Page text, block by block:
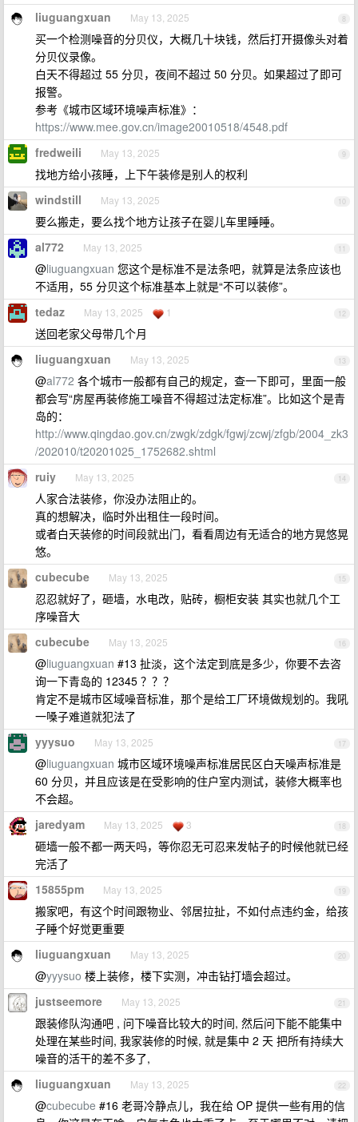
8
liuguangxuan May 13, 2025
买一个检测噪音的分贝仪，大概几十块钱，然后打开摄像头对着
分贝仪录像。
白天不得超过 55 分贝，夜间不超过 50 分贝。如果超过了即可
报警。
参考《城市区域环境噪声标准》：
https://www.mee.gov.cn/image20010518/4548.pdf
9
fredweili May 13, 2025
找地方给小孩睡，上下午装修是别人的权利
10
windstill May 13, 2025
要么搬走，要么找个地方让孩子在婴儿车里睡睡。
11
al772 May 13, 2025
@liuguangxuan 您这个是标准不是法条吧，就算是法条应该也
不适用，55 分贝这个标准基本上就是“不可以装修”。
12
tedaz May 13, 2025 1
送回老家父母带几个月
13
liuguangxuan May 13, 2025
@al772 各个城市一般都有自己的规定，查一下即可，里面一般
都会写“房屋再装修施工噪音不得超过法定标准”。比如这个是青
岛的：
http://www.qingdao.gov.cn/zwgk/zdgk/fgwj/zcwj/zfgb/2004_zk3
/202010/t20201025_1752682.shtml
14
ruiy May 13, 2025
人家合法装修，你没办法阻止的。
真的想解决，临时外出租住一段时间。
或者白天装修的时间段就出门，看看周边有无适合的地方晃悠晃
悠。
15
cubecube May 13, 2025
忍忍就好了，砸墙，水电改，贴砖，橱柜安装 其实也就几个工
序噪音大
16
cubecube May 13, 2025
@liuguangxuan #13 扯淡，这个法定到底是多少，你要不去咨
询一下青岛的 12345 ？？？
肯定不是城市区域噪音标准，那个是给工厂环境做规划的。我吼
一嗓子难道就犯法了
17
yyysuo May 13, 2025
@liuguangxuan 城市区域环境噪声标准居民区白天噪声标准是
60 分贝，并且应该是在受影响的住户室内测试，装修大概率也
不会超。
18
jaredyam May 13, 2025 3
砸墙一般不都一两天吗，等你忍无可忍来发帖子的时候他就已经
完活了
19
15855pm May 13, 2025
搬家吧，有这个时间跟物业、邻居拉扯，不如付点违约金，给孩
子睡个好觉更重要
20
liuguangxuan May 13, 2025
@yyysuo 楼上装修，楼下实测，冲击钻打墙会超过。
21
justseemore May 13, 2025
跟装修队沟通吧 , 问下噪音比较大的时间, 然后问下能不能集中
处理在某些时间, 我家装修的时候, 就是集中 2 天 把所有持续大
噪音的活干的差不多了,
22
liuguangxuan May 13, 2025
@cubecube #16 老哥冷静点儿，我在给 OP 提供一些有用的信